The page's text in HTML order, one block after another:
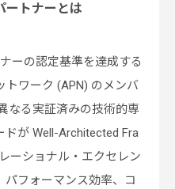
トナーとは
ーの認定基準を達成する
トワーク (APN) のメンバ
なる実証済みの技術的専
ドが Well-Architected Fra
ーショナル・エクセレン
パフォーマンス効率、コ